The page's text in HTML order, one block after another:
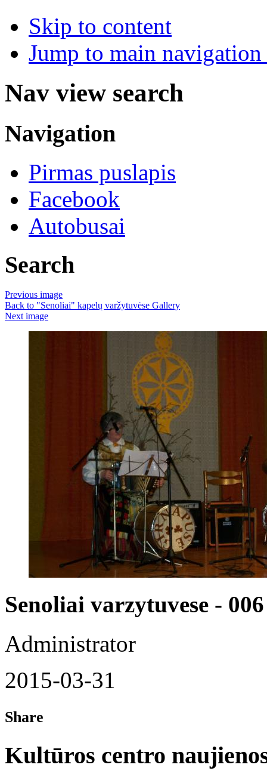
Skip to content
Jump to main
Nav view search
Navigation
Pirmas puslapis
Facebook
Autobusai
Search
Previous image
Back to "Senoliai" kapelų varžytuvėse Gallery
Next image
Senoliai varzytuvese - 006
Administrator
2015-03-31
Share
Kultūros centro